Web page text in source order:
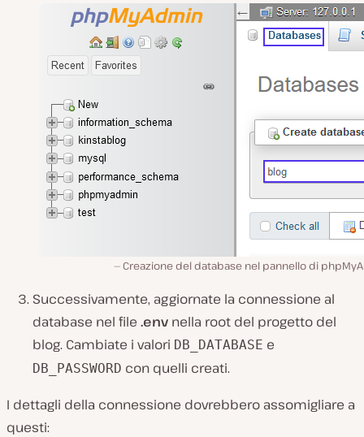
Creazione del database nel pannello di
Successivamente, aggiornate la connessione al
database nel file .env nella root del progetto del
blog. Cambiate i valori DB_DATABASE e
DB_PASSWORD con quelli creati.
I dettagli della connessione dovrebbero assomigliare a
questi: